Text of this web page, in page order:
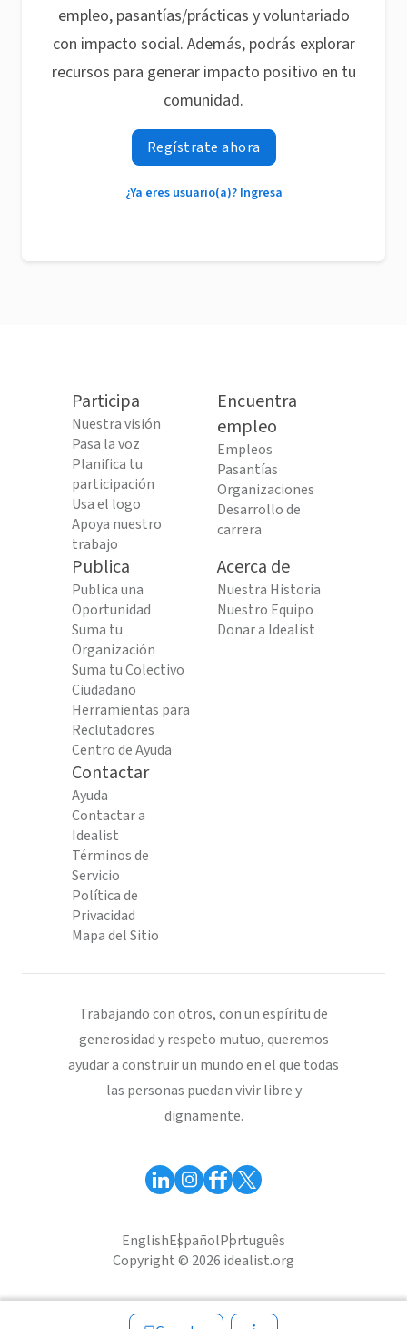
empleo, pasantías/prácticas y voluntariado
con impacto social. Además, podrás explorar
recursos para generar impacto positivo en tu
comunidad.
Regístrate ahora
¿Ya eres usuario(a)? Ingresa
Participa
Nuestra visión
Pasa la voz
Planifica tu
participación
Usa el logo
Apoya nuestro
trabajo
Encuentra
empleo
Empleos
Pasantías
Organizaciones
Desarrollo de
carrera
Publica
Publica una
Oportunidad
Suma tu
Organización
Suma tu Colectivo
Ciudadano
Herramientas para
Reclutadores
Centro de Ayuda
Acerca de
Nuestra Historia
Nuestro Equipo
Donar a Idealist
Contactar
Ayuda
Contactar a
Idealist
Términos de
Servicio
Política de
Privacidad
Mapa del Sitio
Trabajando con otros, con un espíritu de
generosidad y respeto mutuo, queremos
ayudar a construir un mundo en el que todas
las personas puedan vivir libre y
dignamente.
EnglishEspañolPortuguês
Copyright © 2026 idealist.org